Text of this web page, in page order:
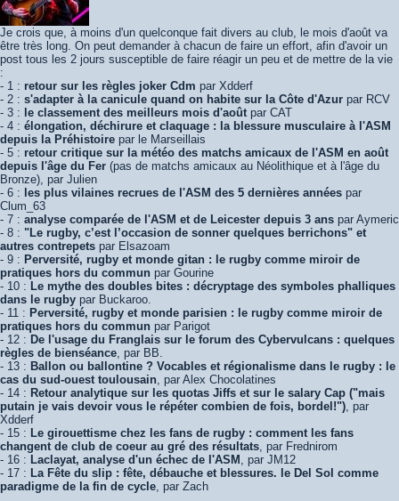
Je crois que, à moins d'un quelconque fait divers au club, le mois d'août va
être très long. On peut demander à chacun de faire un effort, afin d'avoir un
post tous les 2 jours susceptible de faire réagir un peu et de mettre de la vie
:
- 1 : retour sur les règles joker Cdm par Xdderf
- 2 : s'adapter à la canicule quand on habite sur la Côte d'Azur par RCV
- 3 : le classement des meilleurs mois d'aoûtpar CAT
- 4 : élongation, déchirure et claquage : la blessure musculaire à l'ASM
depuis la Préhistoire par le Marseillais
- 5 : retour critique sur la météo des matchs amicaux de l'ASM en août
depuis l'âge du Fer (pas de matchs amicaux au Néolithique et à l'âge du
Bronze), par Julien
- 6 : les plus vilaines recrues de l'ASM des 5 dernières années par
Clum_63
- 7 : analyse comparée de l'ASM et de Leicester depuis 3 ans par Aymeric
- 8 : "Le rugby, c’est l’occasion de sonner quelques berrichons" et
autres contrepets par Elsazoam
- 9 : Perversité, rugby et monde gitan : le rugby comme miroir de
pratiques hors du commun par Gourine
- 10 : Le mythe des doubles bites : décryptage des symboles phalliques
dans le rugby par Buckaroo.
- 11 : Perversité, rugby et monde parisien : le rugby comme miroir de
pratiques hors du commun par Parigot
- 12 : De l'usage du Franglais sur le forum des Cybervulcans : quelques
règles de bienséance, par BB.
- 13 : Ballon ou ballontine ? Vocables et régionalisme dans le rugby : le
cas du sud-ouest toulousain, par Alex Chocolatines
- 14 : Retour analytique sur les quotas Jiffs et sur le salary Cap ("mais
putain je vais devoir vous le répéter combien de fois, bordel!"), par
Xdderf
- 15 : Le girouettisme chez les fans de rugby : comment les fans
changent de club de coeur au gré des résultats, par Frednirom
- 16 : Laclayat, analyse d'un échec de l'ASM , par JM12
- 17 : La Fête du slip : fête, débauche et blessures. le Del Sol comme
paradigme de la fin de cycle, par Zach